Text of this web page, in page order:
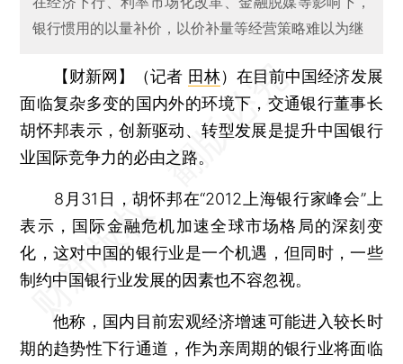
银行惯用的以量补价，以价补量等经营策略难以为继
【财新网】（记者 田林） 在目前中国经济发展
面临复杂多变的国内外的环境下，交通银行董事长
胡怀邦表示，创新驱动、转型发展是提升中国银行
业国际竞争力的必由之路。
8月31日，胡怀邦在“2012上海银行家峰会”上
表示，国际金融危机加速全球市场格局的深刻变
化，这对中国的银行业是一个机遇，但同时，一些
制约中国银行业发展的因素也不容忽视。
他称，国内目前宏观经济增速可能进入较长时
期的趋势性下行通道，作为亲周期的银行业将面临